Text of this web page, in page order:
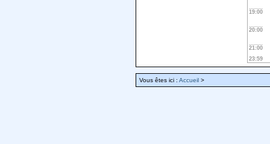
19:00
20:00
21:00
23:59
Vous êtes ici : Accueil >